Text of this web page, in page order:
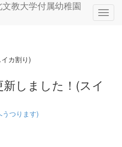
カ割り)
新しました！(スイ
つります)